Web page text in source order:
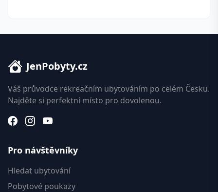
JenPobyty.cz
Váš průvodce rekreačním ubytováním po celém Česku.
Najděte si perfektní místo pro dovolenou.
Pro návštěvníky
Hledat ubytování
Pobytové poukazy